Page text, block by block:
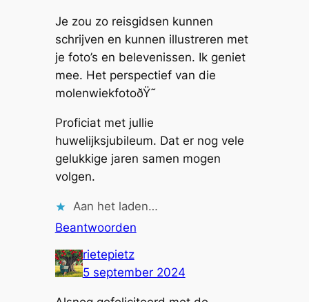
Je zou zo reisgidsen kunnen
schrijven en kunnen illustreren met
je foto’s en belevenissen. Ik geniet
mee. Het perspectief van die
molenwiekfotoðŸ˜
Proficiat met jullie
huwelijksjubileum. Dat er nog vele
gelukkige jaren samen mogen
volgen.
Aan het laden…
Beantwoorden
rietepietz
5 september 2024